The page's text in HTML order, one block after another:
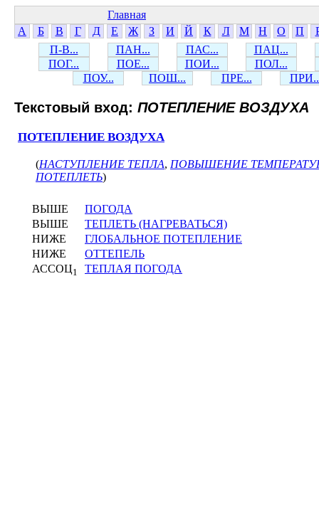
Главная
А
Б В Г Д Е Ж З И Й К Л М Н О П
П-В...
ПАН... ПАС...
ПАЦ...
ПОГ...
ПОЕ... ПОИ...
ПОЛ...
ПОУ...
ПОШ... ПРЕ...
Текстовый вход: ПОТЕПЛЕНИЕ ВОЗДУХА
ПОТЕПЛЕНИЕ ВОЗДУХА
(НАСТУПЛЕНИЕ ТЕПЛА, ПОВЫШЕНИЕ
ПОТЕПЛЕТЬ)
ВЫШЕ
ПОГОДА
ВЫШЕ
ТЕПЛЕТЬ (НАГРЕВАТЬСЯ)
НИЖЕ
ГЛОБАЛЬНОЕ ПОТЕПЛЕНИЕ
НИЖЕ
ОТТЕПЕЛЬ
АССОЦ1 ТЕПЛАЯ ПОГОДА